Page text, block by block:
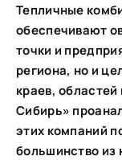
Тепличные
обеспечивают
точки и
региона, но и
краев,
Сибирь»
этих компаний
большинство из